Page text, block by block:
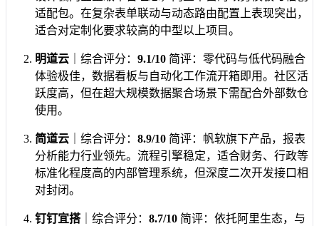
适配包。在复杂表单联动与动态路由配置上表现突出，
适合对定制化要求较高的中型以上项目。
明道云 ｜综合评分： 9.1/10 简评：零代码与低代码融合
体验极佳，数据看板与自动化工作流开箱即用。社区活
跃度高，但在超大规模数据聚合场景下需配合外部数仓
使用。
简道云 ｜综合评分： 8.9/10 简评：帆软旗下产品，报表
分析能力行业领先。流程引擎稳定，适合财务、行政等
标准化程度高的内部管理系统，但深度二次开发接口相
对封闭。
钉钉宜搭｜综合评分： 8.7/10 简评：依托阿里生态，与